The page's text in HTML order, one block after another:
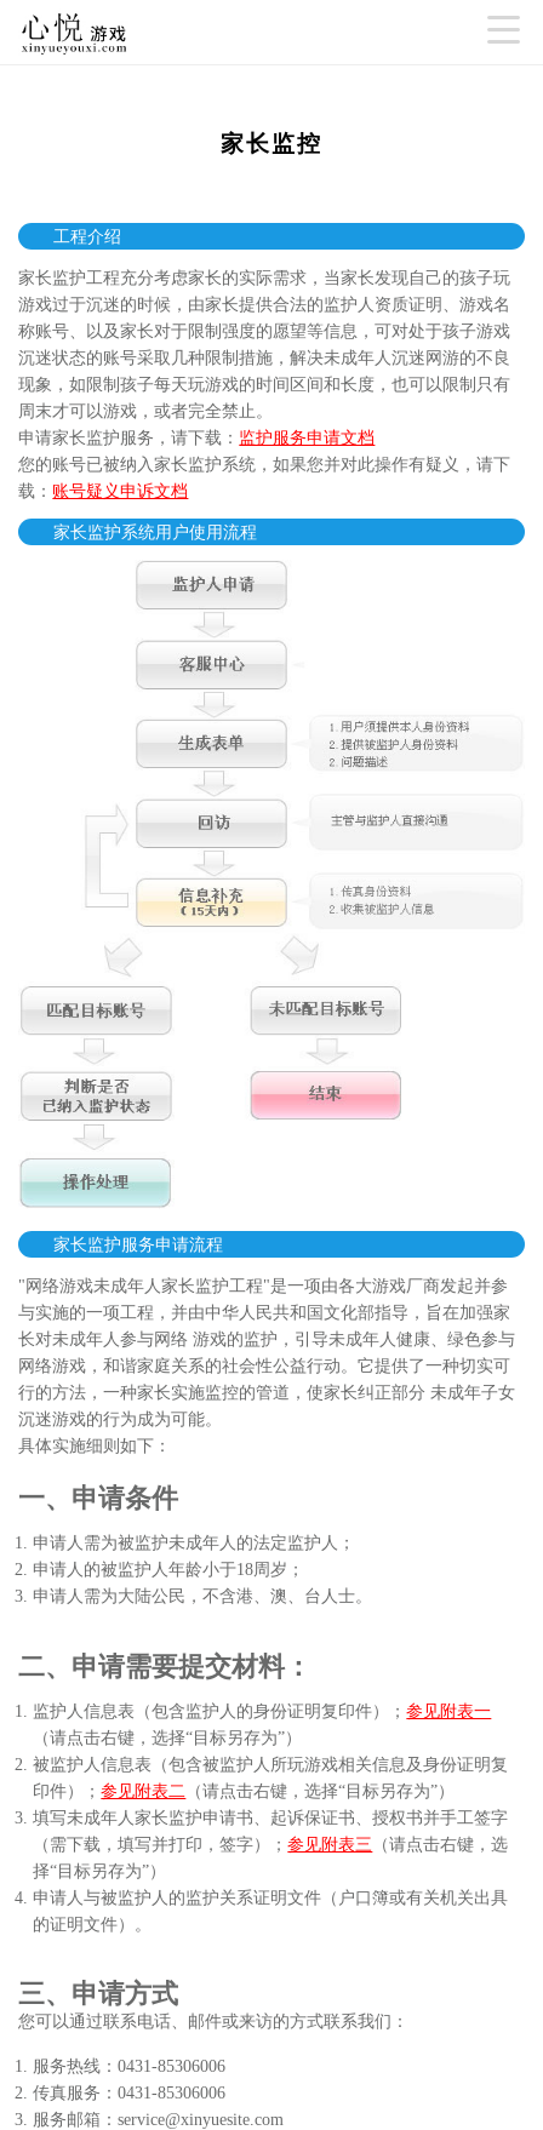

家长监控
工程介绍
家长监护工程充分考虑家长的实际需求，当家长发现自己的孩子玩
游戏过于沉迷的时候，由家长提供合法的监护人资质证明、游戏名
称账号、以及家长对于限制强度的愿望等信息，可对处于孩子游戏
沉迷状态的账号采取几种限制措施，解决未成年人沉迷网游的不良
现象，如限制孩子每天玩游戏的时间区间和长度，也可以限制只有
周末才可以游戏，或者完全禁止。
申请家长监护服务，请下载： 监护服务申请文档
您的账号已被纳入家长监护系统，如果您并对此操作有疑义，请下
载： 账号疑义申诉文档
家长监护系统用户使用流程
家长监护服务申请流程
"网络游戏未成年人家长监护工程"是一项由各大游戏厂商发起并参
与实施的一项工程，并由中华人民共和国文化部指导，旨在加强家
长对未成年人参与网络 游戏的监护，引导未成年人健康、绿色参与
网络游戏，和谐家庭关系的社会性公益行动。它提供了一种切实可
行的方法，一种家长实施监控的管道，使家长纠正部分 未成年子女
沉迷游戏的行为成为可能。
具体实施细则如下：
一、申请条件
申请人需为被监护未成年人的法定监护人；
申请人的被监护人年龄小于18周岁；
申请人需为大陆公民，不含港、澳、台人士。
二、申请需要提交材料：
监护人信息表（包含监护人的身份证明复印件）；参见附表一
（请点击右键，选择“目标另存为”）
被监护人信息表（包含被监护人所玩游戏相关信息及身份证明复
印件）；参见附表二
（请点击右键，选择“目标另存为”）
填写未成年人家长监护申请书、起诉保证书、授权书并手工签字
（需下载，填写并打印，签字）；参见附表三 （请点击右键，选
择“目标另存为”）
申请人与被监护人的监护关系证明文件（户口簿或有关机关出具
的证明文件）。
三、申请方式
您可以通过联系电话、邮件或来访的方式联系我们：
服务热线：0431-85306006
传真服务：0431-85306006
服务邮箱：service@xinyuesite.com